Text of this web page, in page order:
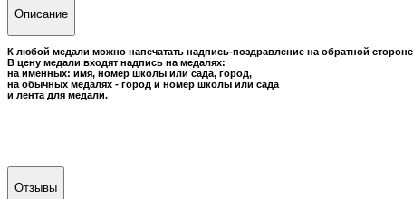
Описание
К любой медали можно напечатать надпись-поздравление на обратной
В цену медали входят надпись на медалях:
на именных: имя, номер школы или сада, город,
на обычных медалях - город и номер школы или сада
и лента для медали.
Отзывы